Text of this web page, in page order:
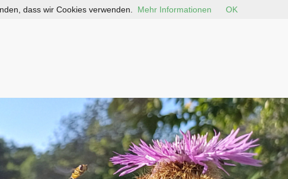
dass wir Cookies verwenden. Mehr Informationen OK